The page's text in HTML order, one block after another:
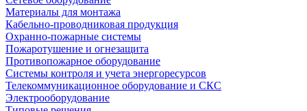
Материалы для монтажа
Кабельно-проводниковая продукция
Охранно-пожарные системы
Пожаротушение и огнезащита
Противопожарное оборудование
Системы контроля и учета энергоресурсов
Телекоммуникационное оборудование и СКС
Электрооборудование